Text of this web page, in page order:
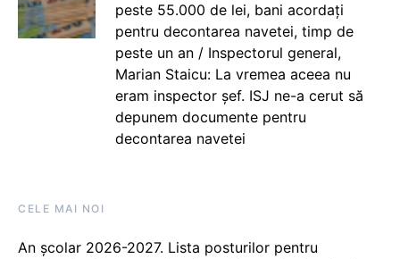
peste 55.000 de lei, bani acordați
pentru decontarea navetei, timp de
peste un an / Inspectorul general,
Marian Staicu: La vremea aceea nu
eram inspector șef. ISJ ne-a cerut să
depunem documente pentru
decontarea navetei
CELE MAI NOI
An școlar 2026-2027. Lista posturilor pentru